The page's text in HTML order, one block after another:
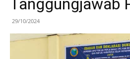
Tanggungjawab
29/10/2024